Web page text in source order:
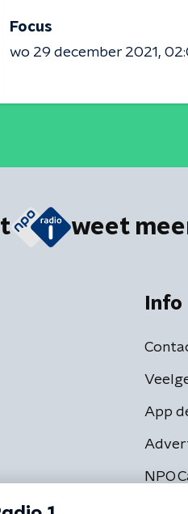
Focus
wo 29 december 2021
weet
Info
App
NPO